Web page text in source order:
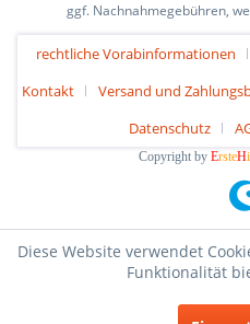
ggf. Nachnahmegebühren,
rechtliche Vorabinformationen
Kontakt
Versand und
Datenschutz
Copyright by ErsteH
Diese Website verwendet
Funktionalität